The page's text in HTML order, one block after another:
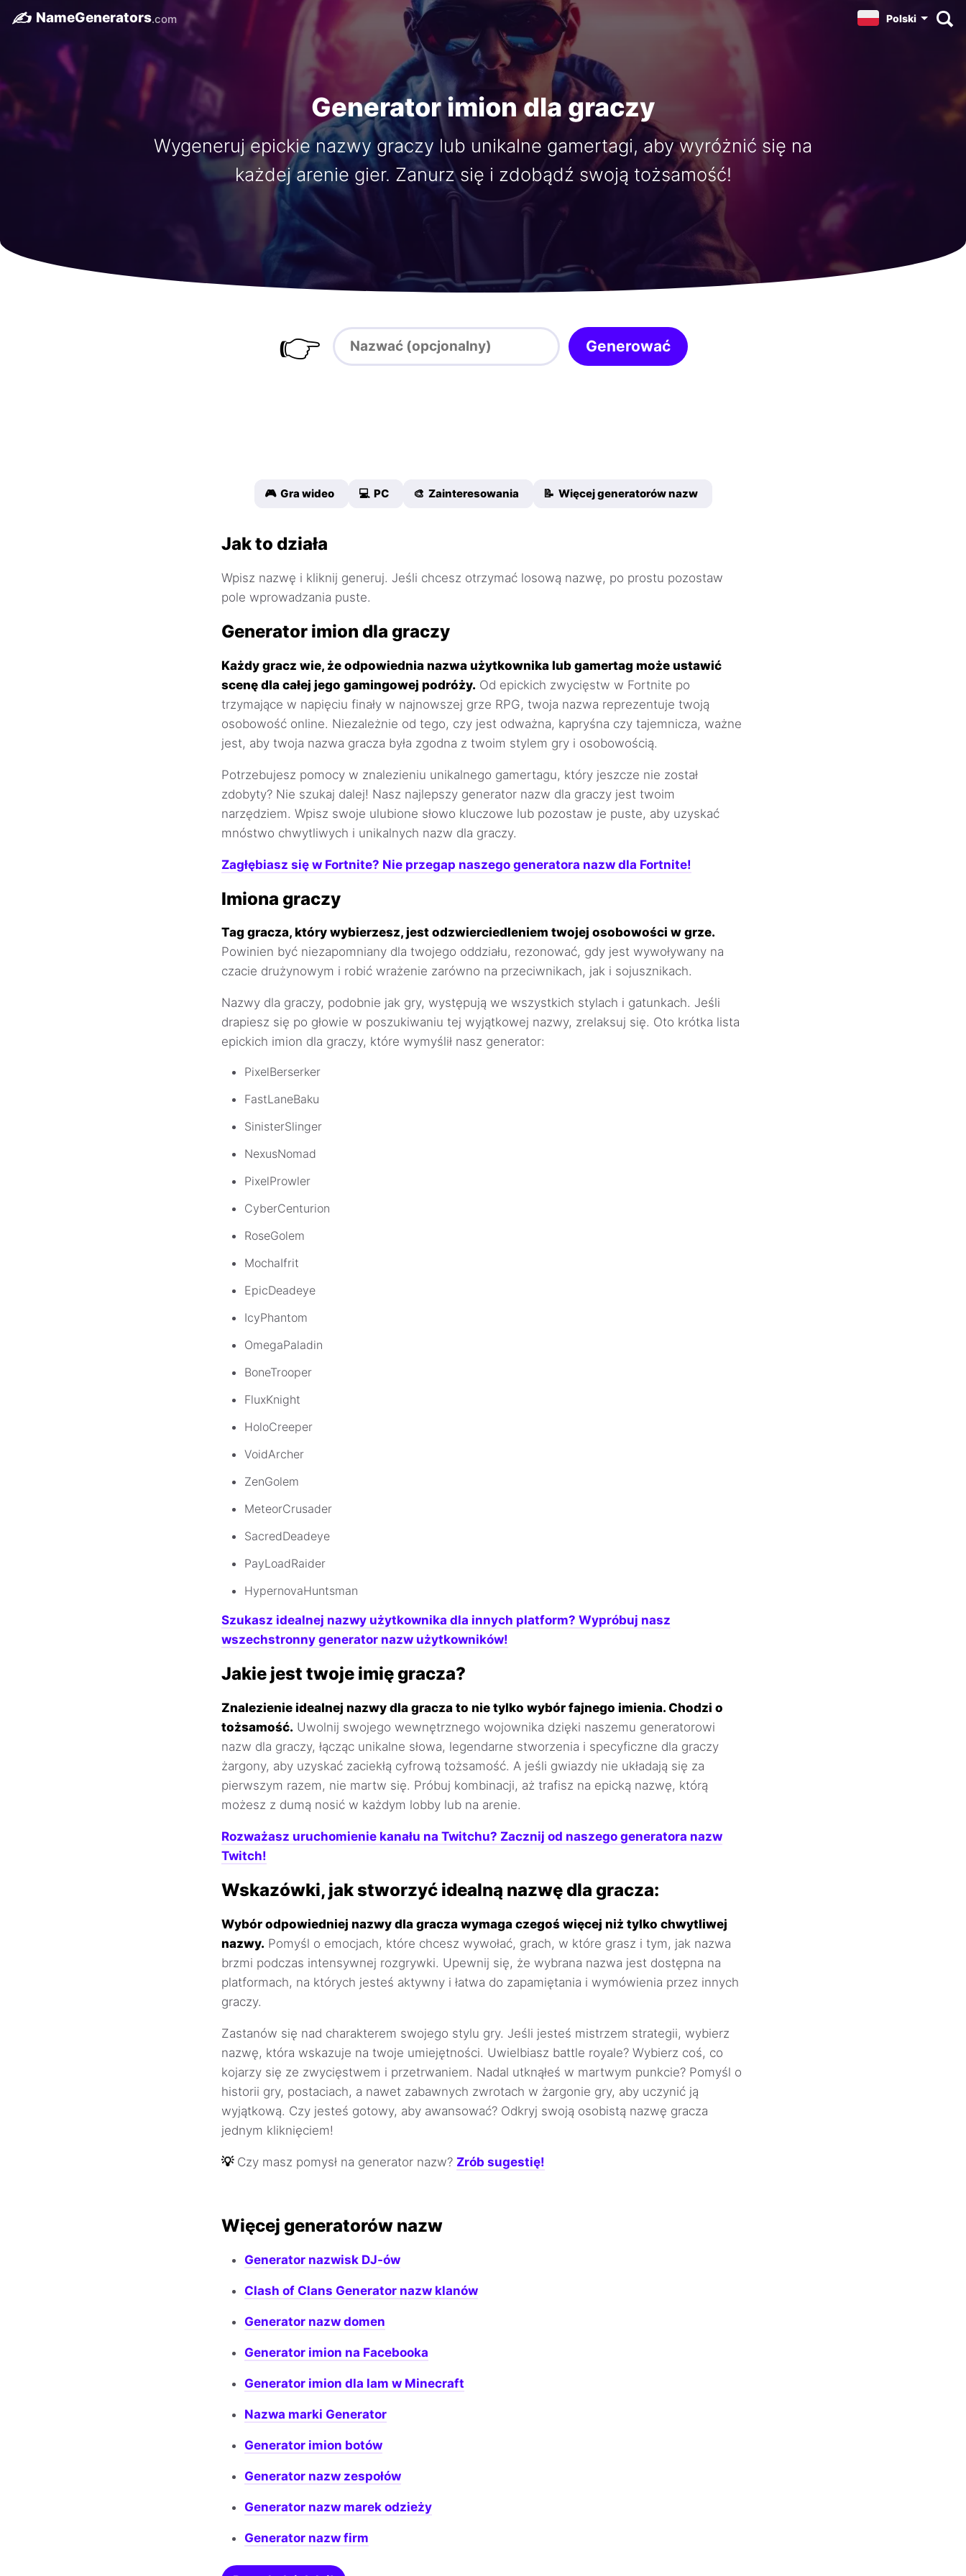
✍️ NameGenerators.com Polski
Generator imion dla graczy
Wygeneruj epickie nazwy graczy lub unikalne gamertagi, aby wyróżnić się na
każdej arenie gier. Zanurz się i zdobądź swoją tożsamość!
👉 Generować
🎮 Gra wideo 💻 PC 🎨 Zainteresowania 📝 Więcej generatorów nazw
Jak to działa
Wpisz nazwę i kliknij generuj. Jeśli chcesz otrzymać losową nazwę, po prostu pozostaw
pole wprowadzania puste.
Generator imion dla graczy
Każdy gracz wie, że odpowiednia nazwa użytkownika lub gamertag może ustawić
scenę dla całej jego gamingowej podróży. Od epickich zwycięstw w Fortnite po
trzymające w napięciu finały w najnowszej grze RPG, twoja nazwa reprezentuje twoją
osobowość online. Niezależnie od tego, czy jest odważna, kapryśna czy tajemnicza, ważne
jest, aby twoja nazwa gracza była zgodna z twoim stylem gry i osobowością.
Potrzebujesz pomocy w znalezieniu unikalnego gamertagu, który jeszcze nie został
zdobyty? Nie szukaj dalej! Nasz najlepszy generator nazw dla graczy jest twoim
narzędziem. Wpisz swoje ulubione słowo kluczowe lub pozostaw je puste, aby uzyskać
mnóstwo chwytliwych i unikalnych nazw dla graczy.
Zagłębiasz się w Fortnite? Nie przegap naszego generatora nazw dla Fortnite!
Imiona graczy
Tag gracza, który wybierzesz, jest odzwierciedleniem twojej osobowości w grze.
Powinien być niezapomniany dla twojego oddziału, rezonować, gdy jest wywoływany na
czacie drużynowym i robić wrażenie zarówno na przeciwnikach, jak i sojusznikach.
Nazwy dla graczy, podobnie jak gry, występują we wszystkich stylach i gatunkach. Jeśli
drapiesz się po głowie w poszukiwaniu tej wyjątkowej nazwy, zrelaksuj się. Oto krótka lista
epickich imion dla graczy, które wymyślił nasz generator:
PixelBerserker
FastLaneBaku
SinisterSlinger
NexusNomad
PixelProwler
CyberCenturion
RoseGolem
MochaIfrit
EpicDeadeye
IcyPhantom
OmegaPaladin
BoneTrooper
FluxKnight
HoloCreeper
VoidArcher
ZenGolem
MeteorCrusader
SacredDeadeye
PayLoadRaider
HypernovaHuntsman
Szukasz idealnej nazwy użytkownika dla innych platform? Wypróbuj nasz
wszechstronny generator nazw użytkowników!
Jakie jest twoje imię gracza?
Znalezienie idealnej nazwy dla gracza to nie tylko wybór fajnego imienia. Chodzi o
tożsamość. Uwolnij swojego wewnętrznego wojownika dzięki naszemu generatorowi
nazw dla graczy, łącząc unikalne słowa, legendarne stworzenia i specyficzne dla graczy
żargony, aby uzyskać zaciekłą cyfrową tożsamość. A jeśli gwiazdy nie układają się za
pierwszym razem, nie martw się. Próbuj kombinacji, aż trafisz na epicką nazwę, którą
możesz z dumą nosić w każdym lobby lub na arenie.
Rozważasz uruchomienie kanału na Twitchu? Zacznij od naszego generatora nazw
Twitch!
Wskazówki, jak stworzyć idealną nazwę dla gracza:
Wybór odpowiedniej nazwy dla gracza wymaga czegoś więcej niż tylko chwytliwej
nazwy. Pomyśl o emocjach, które chcesz wywołać, grach, w które grasz i tym, jak nazwa
brzmi podczas intensywnej rozgrywki. Upewnij się, że wybrana nazwa jest dostępna na
platformach, na których jesteś aktywny i łatwa do zapamiętania i wymówienia przez innych
graczy.
Zastanów się nad charakterem swojego stylu gry. Jeśli jesteś mistrzem strategii, wybierz
nazwę, która wskazuje na twoje umiejętności. Uwielbiasz battle royale? Wybierz coś, co
kojarzy się ze zwycięstwem i przetrwaniem. Nadal utknąłeś w martwym punkcie? Pomyśl o
historii gry, postaciach, a nawet zabawnych zwrotach w żargonie gry, aby uczynić ją
wyjątkową. Czy jesteś gotowy, aby awansować? Odkryj swoją osobistą nazwę gracza
jednym kliknięciem!
💡 Czy masz pomysł na generator nazw? Zrób sugestię!
Więcej generatorów nazw
Generator nazwisk DJ-ów
Clash of Clans Generator nazw klanów
Generator nazw domen
Generator imion na Facebooka
Generator imion dla lam w Minecraft
Nazwa marki Generator
Generator imion botów
Generator nazw zespołów
Generator nazw marek odzieży
Generator nazw firm